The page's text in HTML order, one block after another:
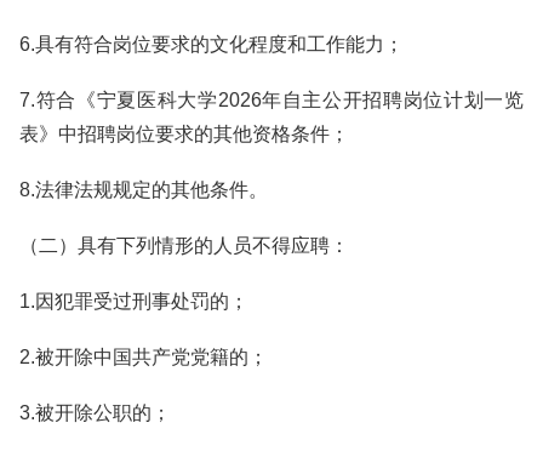
6.具有符合岗位要求的文化程度和工作能力；
7.符合《宁夏医科大学2026年自主公开招聘岗位计划一览
表》中招聘岗位要求的其他资格条件；
8.法律法规规定的其他条件。
（二）具有下列情形的人员不得应聘：
1.因犯罪受过刑事处罚的；
2.被开除中国共产党党籍的；
3.被开除公职的；